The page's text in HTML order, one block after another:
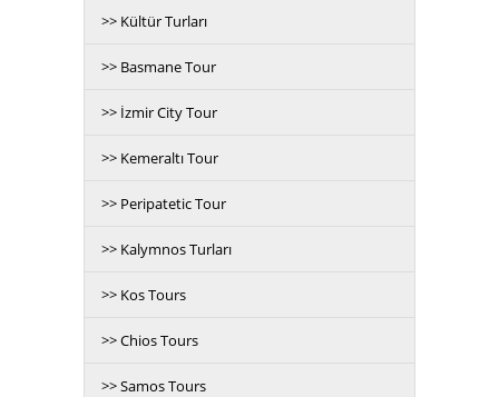
>> Kültür Turları
>> Basmane Tour
>> İzmir City Tour
>> Kemeraltı Tour
>> Peripatetic Tour
>> Kalymnos Turları
>> Kos Tours
>> Chios Tours
>> Samos Tours